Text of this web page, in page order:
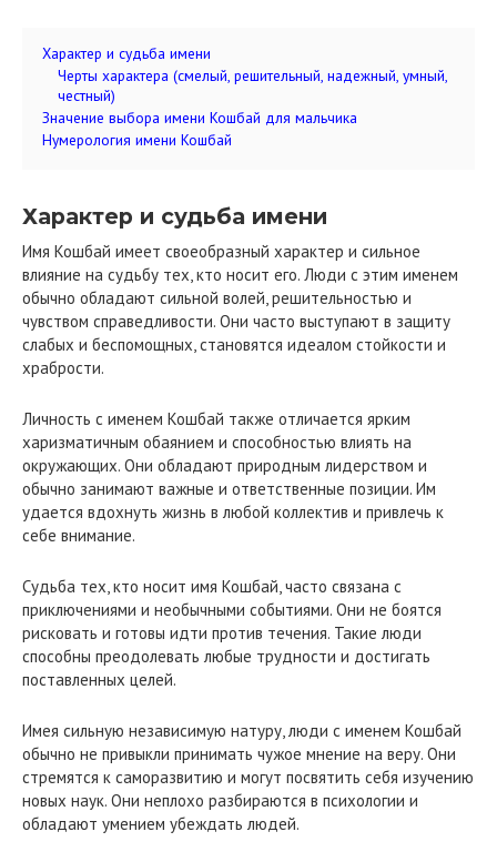
Характер и судьба имени
Черты характера (смелый, решительный, надежный, умный,
честный)
Значение выбора имени Кошбай для мальчика
Нумерология имени Кошбай
Характер и судьба имени
Имя Кошбай имеет своеобразный характер и сильное
влияние на судьбу тех, кто носит его. Люди с этим именем
обычно обладают сильной волей, решительностью и
чувством справедливости. Они часто выступают в защиту
слабых и беспомощных, становятся идеалом стойкости и
храбрости.
Личность с именем Кошбай также отличается ярким
харизматичным обаянием и способностью влиять на
окружающих. Они обладают природным лидерством и
обычно занимают важные и ответственные позиции. Им
удается вдохнуть жизнь в любой коллектив и привлечь к
себе внимание.
Судьба тех, кто носит имя Кошбай, часто связана с
приключениями и необычными событиями. Они не боятся
рисковать и готовы идти против течения. Такие люди
способны преодолевать любые трудности и достигать
поставленных целей.
Имея сильную независимую натуру, люди с именем Кошбай
обычно не привыкли принимать чужое мнение на веру. Они
стремятся к саморазвитию и могут посвятить себя изучению
новых наук. Они неплохо разбираются в психологии и
обладают умением убеждать людей.